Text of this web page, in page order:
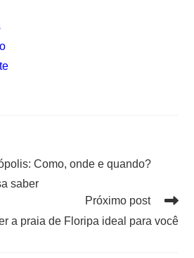
Como, onde e quando?
saber
Próximo post
a praia de Floripa ideal para você